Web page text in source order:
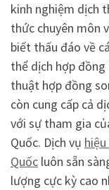
kinh nghiệm dịch
thức chuyên môn
biết thấu đáo về
thể dịch hợp
thuật hợp đồng
còn cung cấp cả
với sự tham gia
Quốc. Dịch vụ
Quốc luôn sẵn
lượng cực kỳ cao